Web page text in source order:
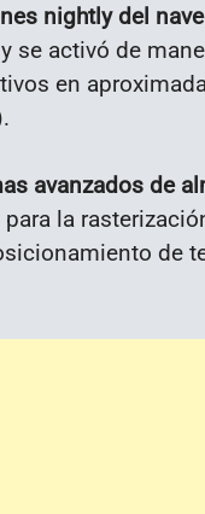
nightly del
se activó de
en
avanzados de
la
de